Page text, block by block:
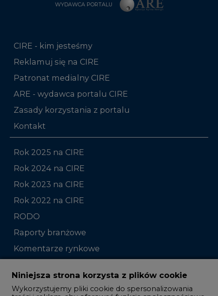
WYDAWCA PORTALU
CIRE - kim jesteśmy
Reklamuj się na CIRE
Patronat medialny CIRE
ARE - wydawca portalu CIRE
Zasady korzystania z portalu
Kontakt
Rok 2025 na CIRE
Rok 2024 na CIRE
Rok 2023 na CIRE
Rok 2022 na CIRE
RODO
Raporty branżowe
Komentarze rynkowe
Zmiany kadrowe na rynku
Studio CIRE
Niniejsza strona korzysta z plików cookie
Wykorzystujemy pliki cookie do spersonalizowania